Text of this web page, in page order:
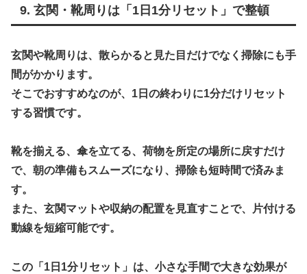
9. 玄関・靴周りは「1日1分リセット」で整頓
玄関や靴周りは、散らかると見た目だけでなく掃除にも手
間がかかります。
そこでおすすめなのが、1日の終わりに1分だけリセット
する習慣です。
靴を揃える、傘を立てる、荷物を所定の場所に戻すだけ
で、朝の準備もスムーズになり、掃除も短時間で済みま
す。
また、玄関マットや収納の配置を見直すことで、片付ける
動線を短縮可能です。
この「1日1分リセット」は、小さな手間で大きな効果が